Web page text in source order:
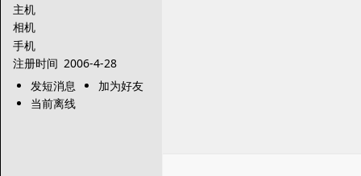
主机
相机
手机
注册时间 2006-4-28
发短消息
加为好友
当前离线